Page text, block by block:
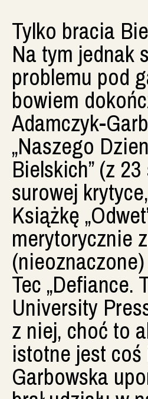
Tylko bracia
Na tym jednak
problemu pod
bowiem
Adamczyk-
„Naszego
Bielskich” (z
surowej
Książkę
merytorycznie
Tec „Defiance.
University
z niej, choć to
istotne jest
Garbowska